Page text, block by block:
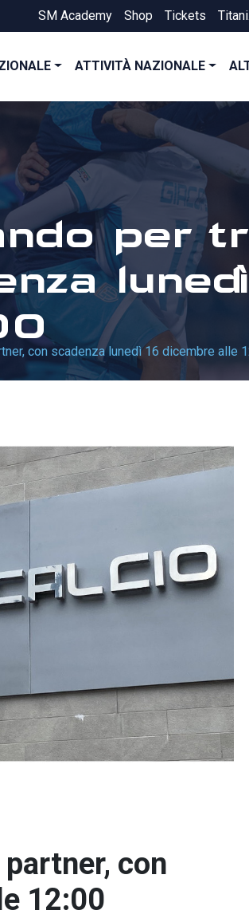
SM Academy Shop Tickets
ATTIVITÀ NAZIONALE
per
con scadenza lunedì 16 dicembre alle
con
12:00